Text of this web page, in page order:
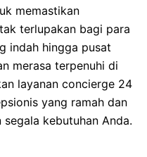
memastikan
terlupakan bagi para
indah hingga pusat
merasa terpenuhi di
layanan concierge 24
yang ramah dan
kebutuhan Anda.